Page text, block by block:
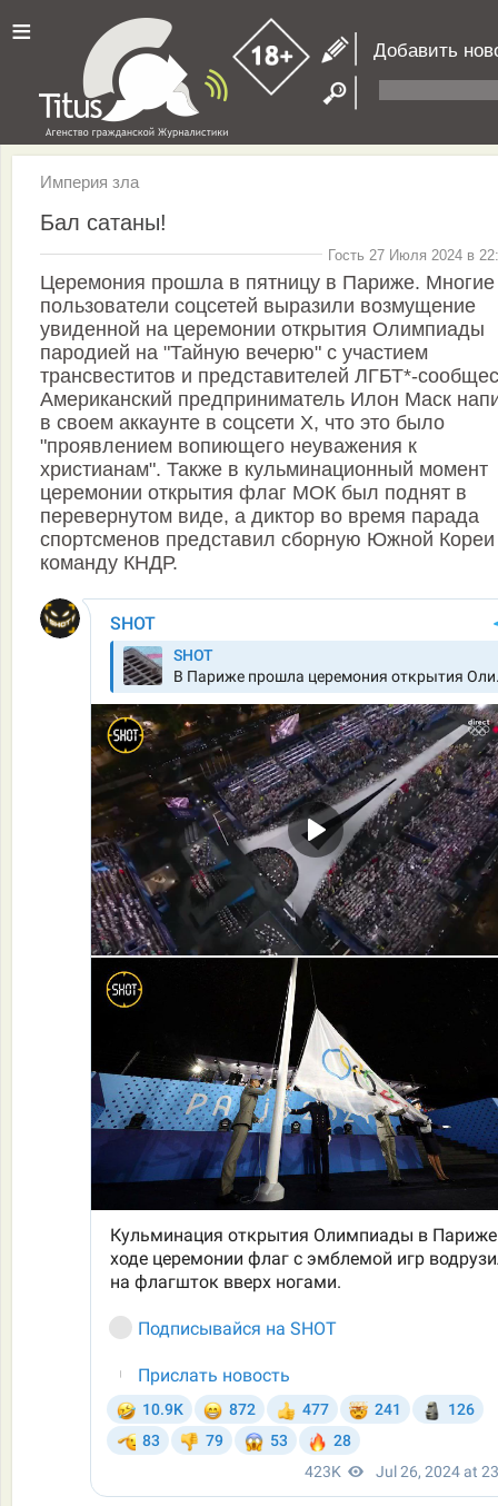
≡ Добавить
Империя зла
Бал сатаны!
Гость 27 Июля 2024 в
Церемония прошла в пятницу в Париже. Многие
пользователи соцсетей выразили возмущение
увиденной на церемонии открытия Олимпиады
пародией на "Тайную вечерю" с участием
трансвеститов и представителей ЛГБТ*-
Американский предприниматель Илон Маск
в своем аккаунте в соцсети X, что это было
"проявлением вопиющего неуважения к
христианам". Также в кульминационный момент
церемонии открытия флаг МОК был поднят в
перевернутом виде, а диктор во время парада
спортсменов представил сборную Южной Кореи
команду КНДР.